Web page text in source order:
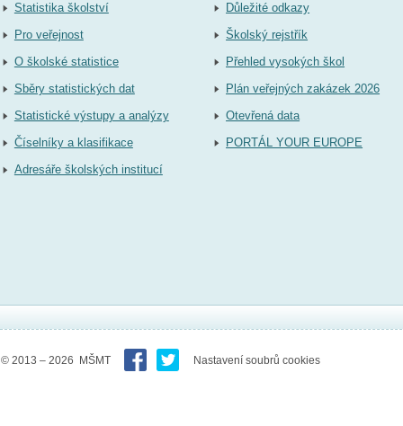
Statistika školství
Pro veřejnost
O školské statistice
Sběry statistických dat
Statistické výstupy a analýzy
Číselníky a klasifikace
Adresáře školských institucí
Důležité odkazy
Školský rejstřík
Přehled vysokých škol
Plán veřejných zakázek 2026
Otevřená data
PORTÁL YOUR EUROPE
© 2013 – 2026 MŠMT Nastavení soubrů cookies